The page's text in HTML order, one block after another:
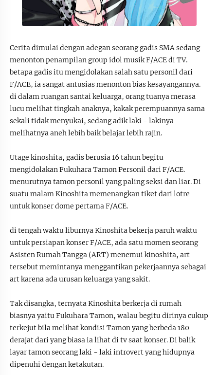
Cerita dimulai dengan adegan seorang gadis SMA sedang
menonton penampilan group idol musik F/ACE di TV.
betapa gadis itu mengidolakan salah satu personil dari
F/ACE, ia sangat antusias menonton bias kesayangannya.
di dalam ruangan santai keluarga, orang tuanya merasa
lucu melihat tingkah anaknya, kakak perempuannya sama
sekali tidak menyukai, sedang adik laki - lakinya
melihatnya aneh lebih baik belajar lebih rajin.
Utage kinoshita, gadis berusia 16 tahun begitu
mengidolakan Fukuhara Tamon Personil dari F/ACE.
menurutnya tamon personil yang paling seksi dan liar. Di
suatu malam Kinoshita memenangkan tiket dari lotre
untuk konser dome pertama F/ACE.
di tengah waktu liburnya Kinoshita bekerja paruh waktu
untuk persiapan konser F/ACE, ada satu momen seorang
Asisten Rumah Tangga (ART) menemui kinoshita, art
tersebut memintanya menggantikan pekerjaannya sebagai
art karena ada urusan keluarga yang sakit.
Tak disangka, ternyata Kinoshita berkerja di rumah
biasnya yaitu Fukuhara Tamon, walau begitu dirinya cukup
terkejut bila melihat kondisi Tamon yang berbeda 180
derajat dari yang biasa ia lihat di tv saat konser. Di balik
layar tamon seorang laki - laki introvert yang hidupnya
dipenuhi dengan ketakutan.